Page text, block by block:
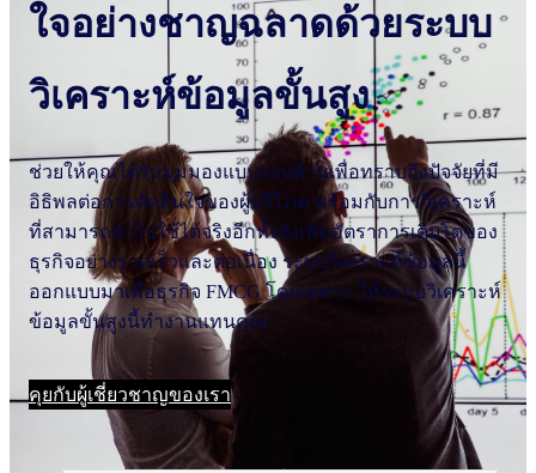
ใจอย่างชาญฉลาดด้วยระบบ
วิเคราะห์ข้อมูลขั้นสูง
ช่วยให้คุณได้รับมุมมองแบบรอบด้านเพื่อทราบถึงปัจจัยที่มี
อิธิพลต่อการตัดสินใจของผู้บริโภค พร้อมกับการวิเคราะห์
ที่สามารถนําไปใช้ได้จริงอีกทั้งยังเพิ่มอัตราการเติบโตของ
ธุรกิจอย่างรวดเร็วและต่อเนื่อง ระบบวิเคราะห์ข้อมูลนี้
ออกแบบมาเพื่อธุรกิจ FMCG โดยเฉพาะ ให้ระบบวิเคราะห์
ข้อมูลขั้นสูงนี้ทํางานแทนคุณ
คุยกับผู้เชี่ยวชาญของเรา